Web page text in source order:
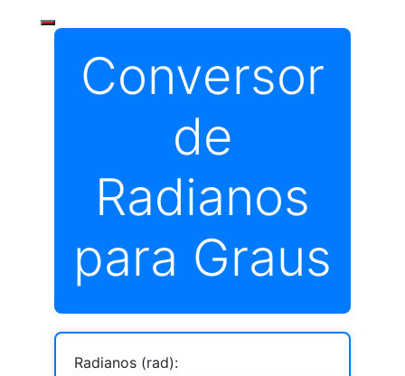
Conversor
de
Radianos
para Graus
Radianos (rad):